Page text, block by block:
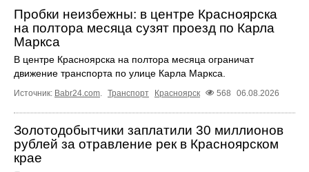
Пробки неизбежны: в центре Красноярска
на полтора месяца сузят проезд по Карла
Маркса
В центре Красноярска на полтора месяца ограничат
движение транспорта по улице Карла Маркса.
Источник: Babr24.com. Транспорт Красноярск 568 06.08.2026
Золотодобытчики заплатили 30 миллионов
рублей за отравление рек в Красноярском
крае